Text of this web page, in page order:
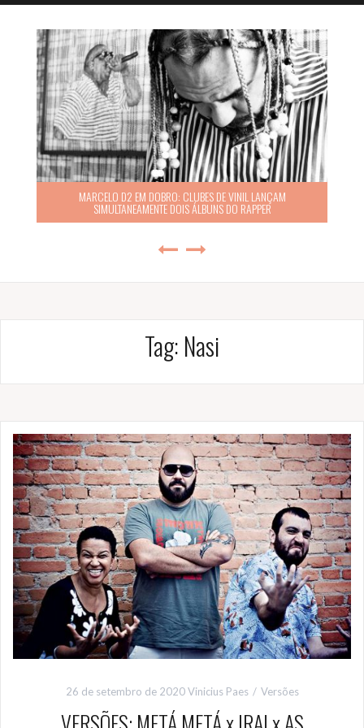
MARCELO D2 EM DOBRO: CLUBES DE VINIL LANÇAM
SIMULTANEAMENTE DOIS ÁLBUNS DO RAPPER
Tag: Nasi
26 de setembro de 2020 Vinicius Paes Versões